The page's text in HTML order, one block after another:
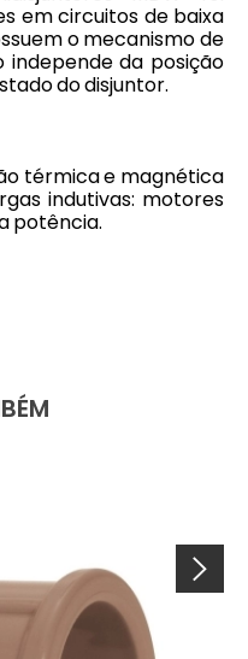
em circuitos de baixa
o mecanismo de
independe da posição
do disjuntor.
térmica e magnética
indutivas: motores
potência.